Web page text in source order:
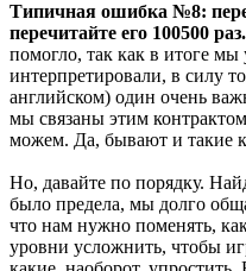
Типичная ошибка №8:
перечитайте его 100500 раз.
помогло, так как в итоге
интерпретировали, в силу
английском) один очень
мы связаны этим
можем. Да, бывают и такие
Но, давайте по порядку.
было предела, мы долго
что нам нужно поменять,
уровни усложнить, чтобы